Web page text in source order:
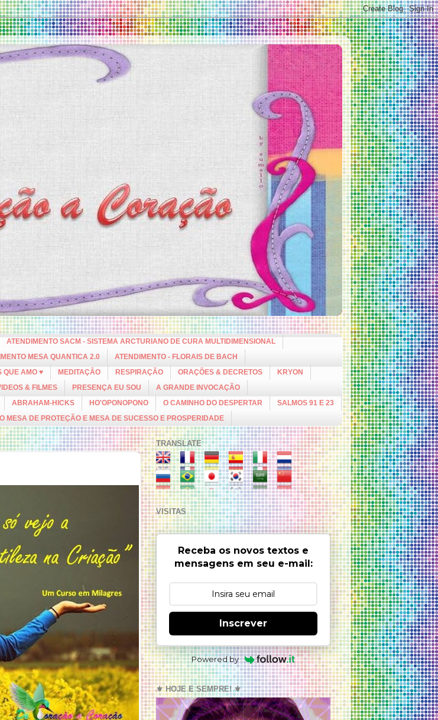
ATENDIMENTO SACM - SISTEMA ARCTURIANO DE CURA MULTIDIMENSIONAL
MESA QUANTICA 2.0
ATENDIMENTO - FLORAIS DE BACH
QUE AMO ♥ MEDITAÇÃO RESPIRAÇÃO ORAÇÕES & DECRETOS
KRYON
& FILMES PRESENÇA EU SOU
A GRANDE INVOCAÇÃO
ABRAHAM-HICKS HO'OPONOPONO O CAMINHO DO DESPERTAR
SALMOS 91 E 23
MESA DE PROTEÇÃO E MESA DE SUCESSO E PROSPERIDADE
TRANSLATE
VISITAS
Receba os novos textos e
mensagens em seu e-mail:
Inscrever
Powered by
⚜️ HOJE E SEMPRE! ⚜️